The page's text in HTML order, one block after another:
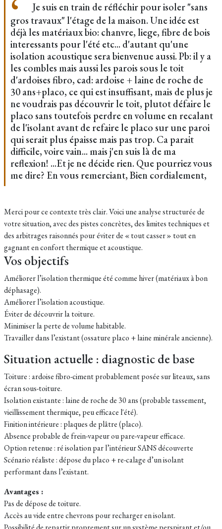
Je suis en train de réfléchir pour isoler "sans
gros travaux" l'étage de la maison. Une idée est
déjà les matériaux bio: chanvre, liege, fibre de bois
interessants pour l'été etc... d'autant qu'une
isolation acoustique sera bienvenue aussi. Pb: il y a
les combles mais aussi les parois sous le toit
d'ardoises fibro, cad: ardoise + laine de roche de
30 ans+placo, ce qui est insuffisant, mais de plus je
ne voudrais pas découvrir le toit, plutot défaire le
placo sans toutefois perdre en volume en recalant
de l'isolant avant de refaire le placo sur une paroi
qui serait plus épaisse mais pas trop. Ca parait
difficile, voire vain... mais j'en suis là de ma
reflexion! ...Et je ne décide rien. Que pourriez vous
me dire? En vous remerciant, Bien cordialement,
Merci pour ce contexte très clair. Voici une analyse structurée de
votre situation, avec des pistes concrètes, des limites techniques et
des arbitrages raisonnés pour éviter de « tout casser » tout en
gagnant en confort thermique et acoustique.
Vos objectifs
Améliorer l’isolation thermique été comme hiver (matériaux à bon
déphasage).
Améliorer l’isolation acoustique.
Éviter de découvrir la toiture.
Minimiser la perte de volume habitable.
Travailler dans l’existant (ossature placo + laine minérale ancienne).
Situation actuelle : diagnostic de base
Toiture : ardoise fibro-ciment probablement posée sur liteaux, sans
écran sous-toiture.
Isolation existante : laine de roche de 30 ans (probable tassement,
vieillissement thermique, peu efficace l'été).
Finition intérieure : plaques de plâtre (placo).
Absence probable de frein-vapeur ou pare-vapeur efficace.
Option retenue : ré isolation par l’intérieur SANS découverte
Scénario réaliste : dépose du placo + re-calage d’un isolant
performant dans l’existant.
Avantages :
Pas de dépose de toiture.
Accès au vide entre chevrons pour recharger en isolant.